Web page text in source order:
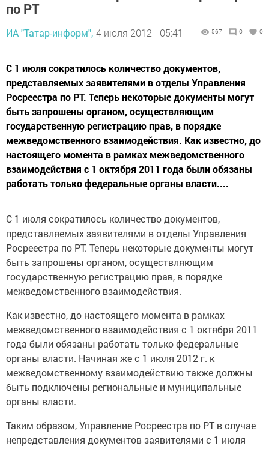
по РТ
ИА "Татар-информ", 4 июля 2012 - 05:41 567 0 0
С 1 июля сократилось количество документов,
представляемых заявителями в отделы Управления
Росреестра по РТ. Теперь некоторые документы могут
быть запрошены органом, осуществляющим
государственную регистрацию прав, в порядке
межведомственного взаимодействия. Как известно, до
настоящего момента в рамках межведомственного
взаимодействия с 1 октября 2011 года были обязаны
работать только федеральные органы власти....
С 1 июля сократилось количество документов,
представляемых заявителями в отделы Управления
Росреестра по РТ. Теперь некоторые документы могут
быть запрошены органом, осуществляющим
государственную регистрацию прав, в порядке
межведомственного взаимодействия.
Как известно, до настоящего момента в рамках
межведомственного взаимодействия с 1 октября 2011
года были обязаны работать только федеральные
органы власти. Начиная же с 1 июля 2012 г. к
межведомственному взаимодействию также должны
быть подключены региональные и муниципальные
органы власти.
Таким образом, Управление Росреестра по РТ в случае
непредставления документов заявителями с 1 июля